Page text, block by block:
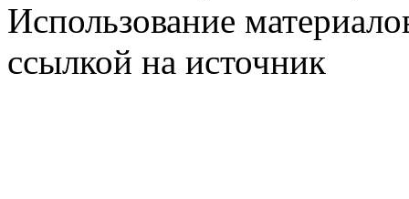
Использование
ссылкой на источник